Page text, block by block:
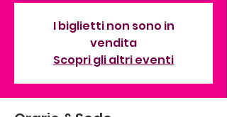
I biglietti non sono in
vendita
Scopri gli altri eventi